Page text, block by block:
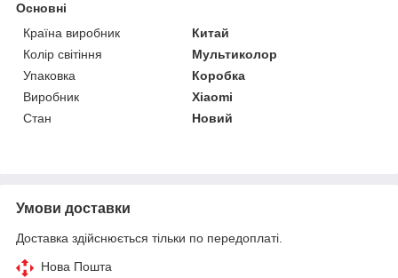
Основні
Країна виробник
Китай
Колір світіння
Мультиколор
Упаковка
Коробка
Виробник
Xiaomi
Стан
Новий
Умови доставки
Доставка здійснюється тільки по передоплаті.
Нова Пошта